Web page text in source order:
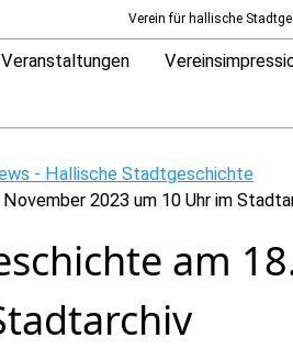
Verein für hallische
Veranstaltungen
- Hallische Stadtgeschichte
2023 um 10 Uhr im
am